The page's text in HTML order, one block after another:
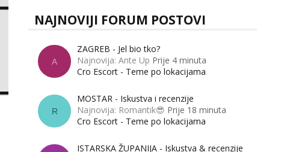
NAJNOVIJI FORUM POSTOVI
A
ZAGREB - Jel bio tko?
Najnovija: Ante Up Prije 4 minuta
Cro Escort - Teme po lokacijama
R
MOSTAR - Iskustva i recenzije
Najnovija: Romantik😎 Prije 18 minuta
Cro Escort - Teme po lokacijama
ISTARSKA ŽUPANIJA - Iskustva & recenzije